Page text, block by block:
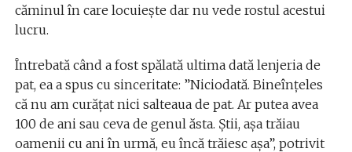
căminul în care locuiește dar nu vede rostul acestui
lucru.
Întrebată când a fost spălată ultima dată lenjeria de
pat, ea a spus cu sinceritate: ”Niciodată. Bineînțeles
că nu am curățat nici salteaua de pat. Ar putea avea
100 de ani sau ceva de genul ăsta. Știi, așa trăiau
oamenii cu ani în urmă, eu încă trăiesc așa”, potrivit